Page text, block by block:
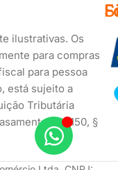
ilustrativas. Os
para compras
para pessoa
está sujeito a
Tributária
Art. 150, §